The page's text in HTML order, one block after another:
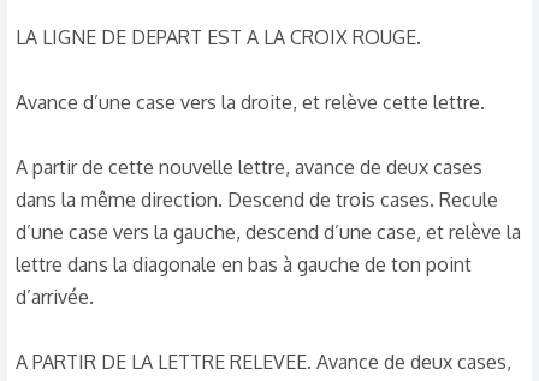
LA LIGNE DE DEPART EST A LA CROIX ROUGE.
Avance d’une case vers la droite, et relève cette lettre.
A partir de cette nouvelle lettre, avance de deux cases
dans la même direction. Descend de trois cases. Recule
d’une case vers la gauche, descend d’une case, et relève la
lettre dans la diagonale en bas à gauche de ton point
d’arrivée.
A PARTIR DE LA LETTRE RELEVEE. Avance de deux cases,